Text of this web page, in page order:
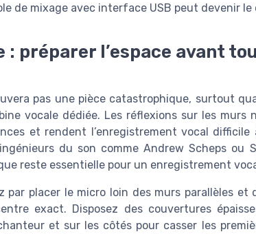
de mixage avec interface USB peut devenir
: préparer l’espace avant
pas une pièce catastrophique, surtout
vocale dédiée. Les réflexions sur les murs
et rendent l’enregistrement vocal
du son comme Andrew Scheps ou
reste essentielle pour un enregistrement
par placer le micro loin des murs parallèles et
exact. Disposez des couvertures
et sur les côtés pour casser les